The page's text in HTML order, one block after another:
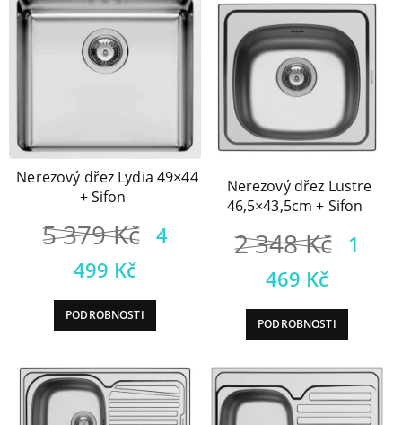
Nerezový dřez Lydia 49×44
+ Sifon
5 379Kč Původní
byla:
5
379 Kč.
4
499 KčAktuální
cena
je:
4
499 Kč.
PODROBNOSTI
Nerezový dřez Lustre
46,5×43,5cm + Sifon
2 348Kč
byla:
2
348
1
469 Kč
cena
je:
1
469
PODROBNOSTI